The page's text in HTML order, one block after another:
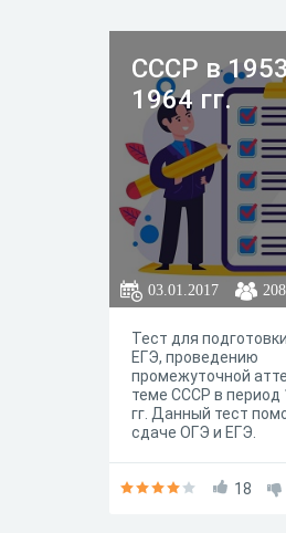
СССР в
1964 гг.
03.01.2017
Тест для
ЕГЭ, проведению
промежуточной
теме СССР в период
гг. Данный тест
сдаче ОГЭ и ЕГЭ.
18